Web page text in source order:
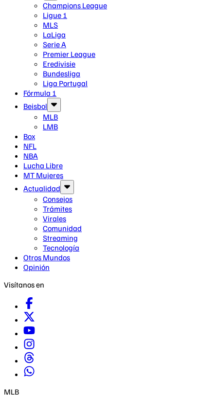
Champions League
Ligue 1
MLS
LaLiga
Serie A
Premier League
Eredivisie
Bundesliga
Liga Portugal
Fórmula 1
Beisbol
MLB
LMB
Box
NFL
NBA
Lucha Libre
MT Mujeres
Actualidad
Consejos
Trámites
Virales
Comunidad
Streaming
Tecnología
Otros Mundos
Opinión
Visítanos en
MLB